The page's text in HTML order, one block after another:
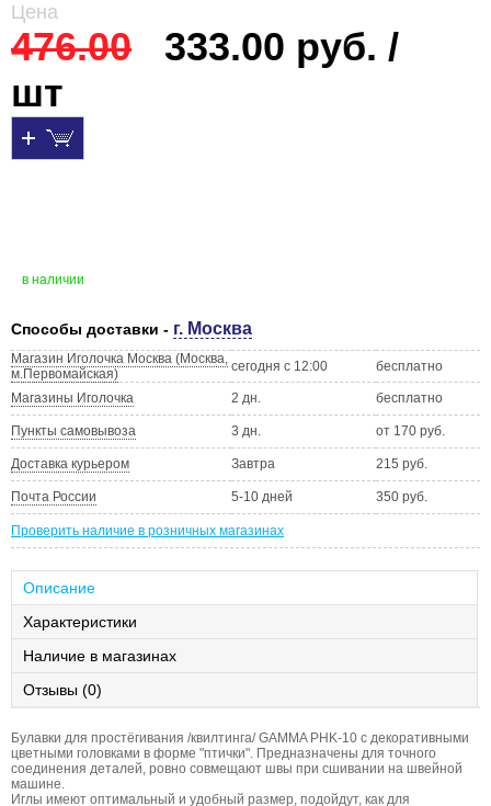
Цена
476.00
333.00 руб. /
шт
в наличии
Способы доставки - г. Москва
Магазин Иголочка Москва (Москва,
м.Первомайская)
сегодня с 12:00 бесплатно
Магазины Иголочка 2 дн. бесплатно
Пункты самовывоза 3 дн. от 170 руб.
Доставка курьером Завтра 215 руб.
Почта России 5-10 дней 350 руб.
Проверить наличие в розничных магазинах
Описание
Характеристики
Наличие в магазинах
Отзывы (0)
Булавки для простёгивания /квилтинга/ GAMMA PHK-10 с декоративными
цветными головками в форме "птички". Предназначены для точного
соединения деталей, ровно совмещают швы при сшивании на швейной
машине.
Иглы имеют оптимальный и удобный размер, подойдут, как для